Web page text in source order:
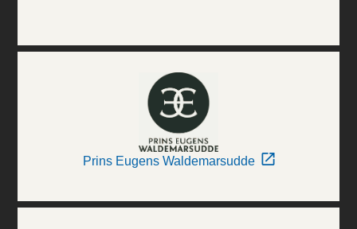
Prins Eugens Waldemarsudde